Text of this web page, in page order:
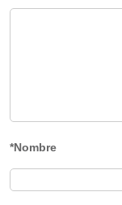
*Nombre